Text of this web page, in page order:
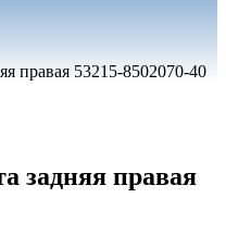
правая 53215-8502070-40
задняя правая